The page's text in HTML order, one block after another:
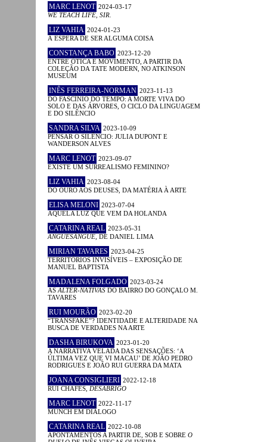
MARC LENOT 2024-03-17
WE TEACH LIFE, SIR.
LIZ VAHIA 2024-01-23
À ESPERA DE SER ALGUMA COISA
CONSTANÇA BABO 2023-12-20
ENTRE ÓTICA E MOVIMENTO, A PARTIR DA
COLEÇÃO DA TATE MODERN, NO ATKINSON
MUSEUM
INÊS FERREIRA-NORMAN 2023-11-13
DO FASCÍNIO DO TEMPO: A MORTE VIVA DO
SOLO E DAS ÁRVORES, O CICLO DA LINGUAGEM
E DO SILÊNCIO
SANDRA SILVA 2023-10-09
PENSAR O SILÊNCIO: JULIA DUPONT E
WANDERSON ALVES
MARC LENOT 2023-09-07
EXISTE UM SURREALISMO FEMININO?
LIZ VAHIA 2023-08-04
DO OURO AOS DEUSES, DA MATÉRIA À ARTE
ELISA MELONI 2023-07-04
AQUELA LUZ QUE VEM DA HOLANDA
CATARINA REAL 2023-05-31
ANGUESÂNGUE , DE DANIEL LIMA
MIRIAN TAVARES 2023-04-25
TERRITÓRIOS INVISÍVEIS – EXPOSIÇÃO DE
MANUEL BAPTISTA
MADALENA FOLGADO 2023-03-24
AS ALTER-NATIVAS DO BAIRRO DO GONÇALO M.
TAVARES
RUI MOURÃO 2023-02-20
“TRANSFAKE”? IDENTIDADE E ALTERIDADE NA
BUSCA DE VERDADES NA ARTE
DASHA BIRUKOVA 2023-01-20
A NARRATIVA VELADA DAS SENSAÇÕES: ‘A
ÚLTIMA VEZ QUE VI MACAU’ DE JOÃO PEDRO
RODRIGUES E JOÃO RUI GUERRA DA MATA
JOANA CONSIGLIERI 2022-12-18
RUI CHAFES, DESABRIGO
MARC LENOT 2022-11-17
MUNCH EM DIÁLOGO
CATARINA REAL 2022-10-08
APONTAMENTOS A PARTIR DE, SOB E SOBRE O